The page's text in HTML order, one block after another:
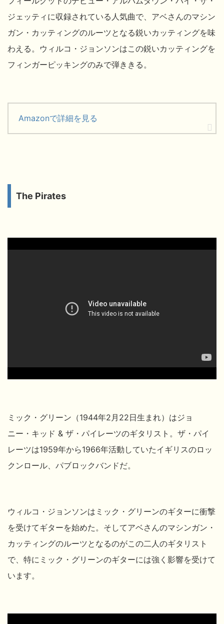
ジェッティに収録されている人気曲で、アベさんのマシン
ガン・カッティングのルーツとなる鋭いカッティングを味
わえる。ウィルコ・ジョンソンはこの鋭いカッティングを
フィンガーピッキングのみで弾ききる。
Amazonで詳細を見る
The Pirates
ミック・グリーン（1944年2月22日生まれ）はジョ
ニー・キッド & ザ・パイレーツのギタリスト。 ザ・パイ
レーツは1959年から1966年活動していたイギリスのロッ
クンロール、パブロックバンドだ。
ウィルコ・ジョンソンはミック・グリーンのギターに衝撃
を受けてギターを始めた。そしてアベさんのマシンガン・
カッティングのルーツとなるのがこの二人のギタリスト
で、特にミック・グリーンのギターには強く影響を受けて
います。